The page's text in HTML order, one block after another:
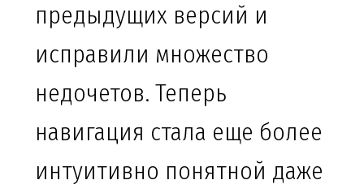
предыдущих версий и
исправили множество
недочетов. Теперь
навигация стала еще более
интуитивно понятной даже